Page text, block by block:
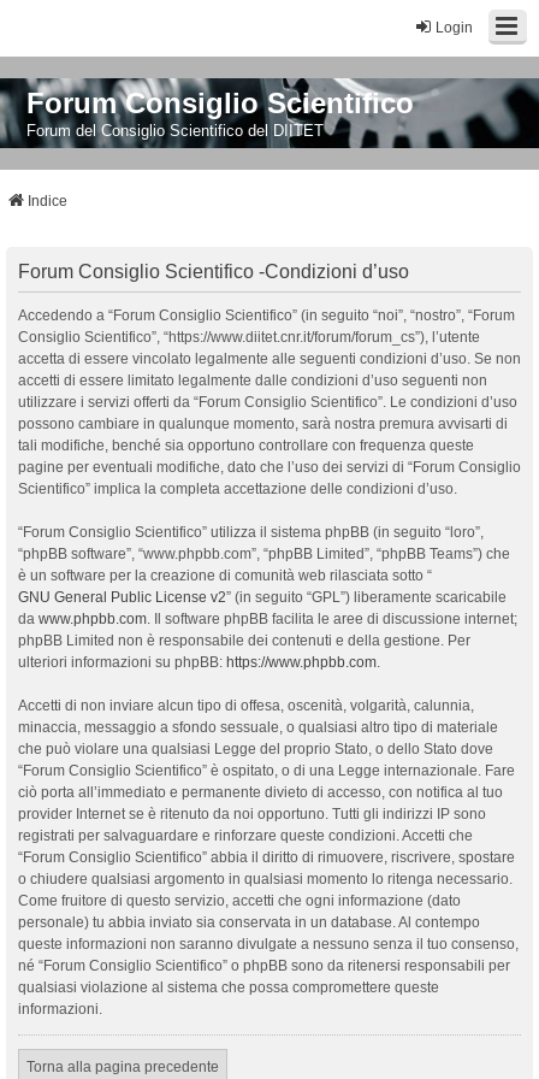
Login
Forum Consiglio Scientifico
Forum del Consiglio Scientifico del DIITET
Indice
Forum Consiglio Scientifico -Condizioni d’uso
Accedendo a “Forum Consiglio Scientifico” (in seguito “noi”, “nostro”, “Forum
Consiglio Scientifico”, “https://www.diitet.cnr.it/forum/forum_cs”), l’utente
accetta di essere vincolato legalmente alle seguenti condizioni d’uso. Se non
accetti di essere limitato legalmente dalle condizioni d’uso seguenti non
utilizzare i servizi offerti da “Forum Consiglio Scientifico”. Le condizioni d’uso
possono cambiare in qualunque momento, sarà nostra premura avvisarti di
tali modifiche, benché sia opportuno controllare con frequenza queste
pagine per eventuali modifiche, dato che l’uso dei servizi di “Forum Consiglio
Scientifico” implica la completa accettazione delle condizioni d’uso.
“Forum Consiglio Scientifico” utilizza il sistema phpBB (in seguito “loro”,
“phpBB software”, “www.phpbb.com”, “phpBB Limited”, “phpBB Teams”) che
è un software per la creazione di comunità web rilasciata sotto “
GNU General Public License v2” (in seguito “GPL”) liberamente scaricabile
da www.phpbb.com. Il software phpBB facilita le aree di discussione internet;
phpBB Limited non è responsabile dei contenuti e della gestione. Per
ulteriori informazioni su phpBB: https://www.phpbb.com.
Accetti di non inviare alcun tipo di offesa, oscenità, volgarità, calunnia,
minaccia, messaggio a sfondo sessuale, o qualsiasi altro tipo di materiale
che può violare una qualsiasi Legge del proprio Stato, o dello Stato dove
“Forum Consiglio Scientifico” è ospitato, o di una Legge internazionale. Fare
ciò porta all’immediato e permanente divieto di accesso, con notifica al tuo
provider Internet se è ritenuto da noi opportuno. Tutti gli indirizzi IP sono
registrati per salvaguardare e rinforzare queste condizioni. Accetti che
“Forum Consiglio Scientifico” abbia il diritto di rimuovere, riscrivere, spostare
o chiudere qualsiasi argomento in qualsiasi momento lo ritenga necessario.
Come fruitore di questo servizio, accetti che ogni informazione (dato
personale) tu abbia inviato sia conservata in un database. Al contempo
queste informazioni non saranno divulgate a nessuno senza il tuo consenso,
né “Forum Consiglio Scientifico” o phpBB sono da ritenersi responsabili per
qualsiasi violazione al sistema che possa compromettere queste
informazioni.
Torna alla pagina precedente